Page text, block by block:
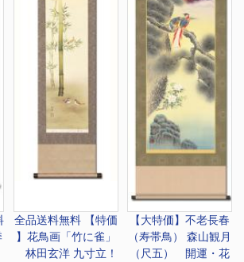
全品送料無料 【特価
】 花鳥画「竹に雀」
林田玄洋 九寸立！
【大特価】不老長春
（寿帯鳥） 森山観月
（尺五） 開運・花